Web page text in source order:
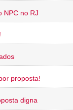
NPC no RJ
proposta!
digna